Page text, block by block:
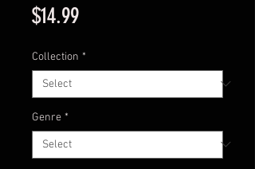
$14.99Price
Collection *
Genre *